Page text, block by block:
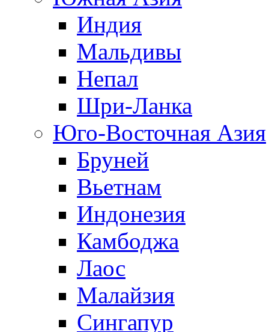
Индия
Мальдивы
Непал
Шри-Ланка
Юго-Восточная Азия
Бруней
Вьетнам
Индонезия
Камбоджа
Лаос
Малайзия
Сингапур